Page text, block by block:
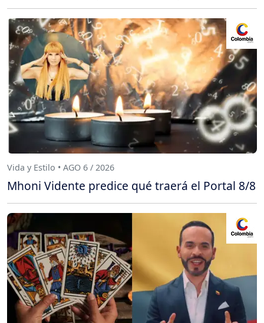
Vida y Estilo • AGO 6 / 2026
Mhoni Vidente predice qué traerá el Portal 8/8